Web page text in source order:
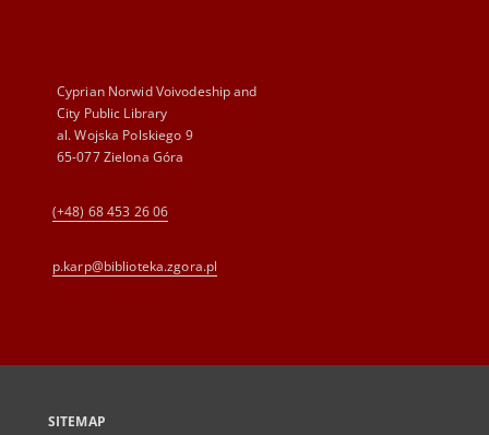
Cyprian Norwid Voivodeship and
City Public Library
al. Wojska Polskiego 9
65-077 Zielona Góra
(+48) 68 453 26 06
p.karp@biblioteka.zgora.pl
SITEMAP